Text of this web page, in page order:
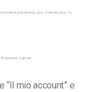
“Il mio account” e